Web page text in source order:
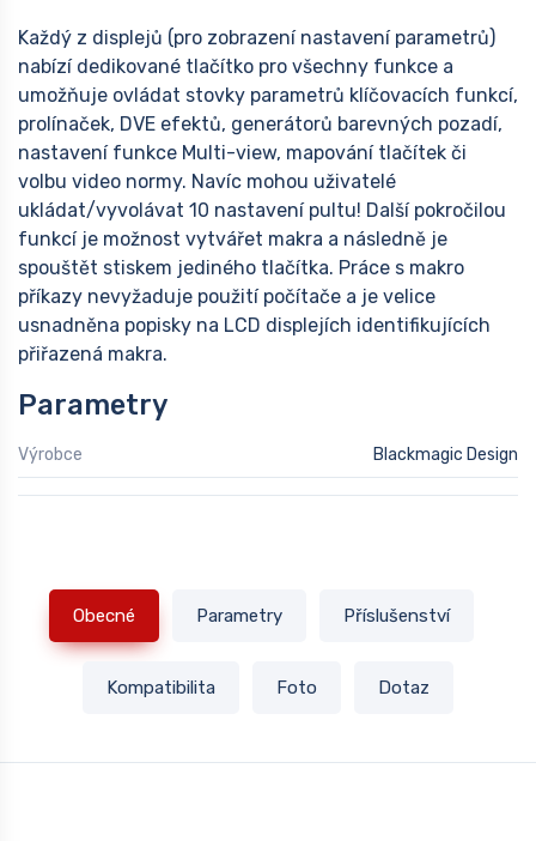
Každý z displejů (pro zobrazení nastavení parametrů)
nabízí dedikované tlačítko pro všechny funkce a
umožňuje ovládat stovky parametrů klíčovacích funkcí,
prolínaček, DVE efektů, generátorů barevných pozadí,
nastavení funkce Multi-view, mapování tlačítek či
volbu video normy. Navíc mohou uživatelé
ukládat/vyvolávat 10 nastavení pultu! Další pokročilou
funkcí je možnost vytvářet makra a následně je
spouštět stiskem jediného tlačítka. Práce s makro
příkazy nevyžaduje použití počítače a je velice
usnadněna popisky na LCD displejích identifikujících
přiřazená makra.
Parametry
Výrobce Blackmagic Design
Obecné Parametry Příslušenství
Kompatibilita Foto Dotaz